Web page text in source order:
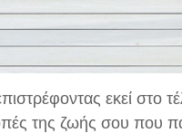
εκεί στο
της ζωής σου που